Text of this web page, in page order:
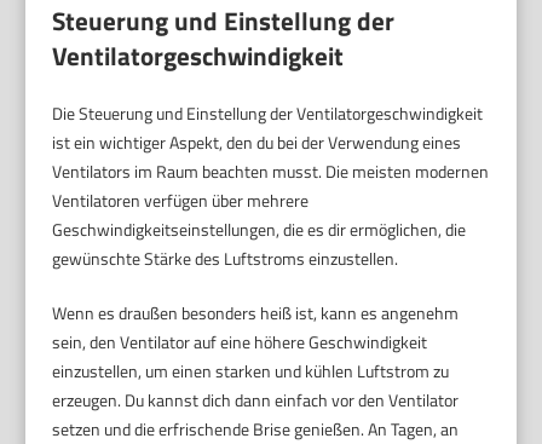
Steuerung und Einstellung der
Ventilatorgeschwindigkeit
Die Steuerung und Einstellung der Ventilatorgeschwindigkeit
ist ein wichtiger Aspekt, den du bei der Verwendung eines
Ventilators im Raum beachten musst. Die meisten modernen
Ventilatoren verfügen über mehrere
Geschwindigkeitseinstellungen, die es dir ermöglichen, die
gewünschte Stärke des Luftstroms einzustellen.
Wenn es draußen besonders heiß ist, kann es angenehm
sein, den Ventilator auf eine höhere Geschwindigkeit
einzustellen, um einen starken und kühlen Luftstrom zu
erzeugen. Du kannst dich dann einfach vor den Ventilator
setzen und die erfrischende Brise genießen. An Tagen, an